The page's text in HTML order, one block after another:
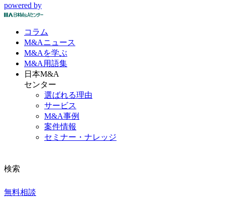
powered by
コラム
M&Aニュース
M&Aを学ぶ
M&A 用語集
日本M&A
センター
選ばれる理由
サービス
M&A事例
案件情報
セミナー・ナレッジ
検索
無料相談